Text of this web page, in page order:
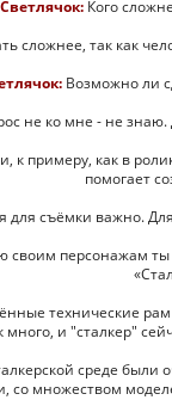
Светлячок:Кого
сложнее, так как
Возможно ли
не ко мне - не
к примеру, как в
помогает
для съёмки важно.
своим персонажам
технические
много, и "сталкер"
среде
со множеством